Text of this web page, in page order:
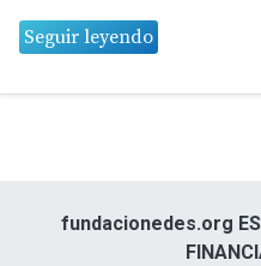
Seguir leyendo
fundacionedes.org ES